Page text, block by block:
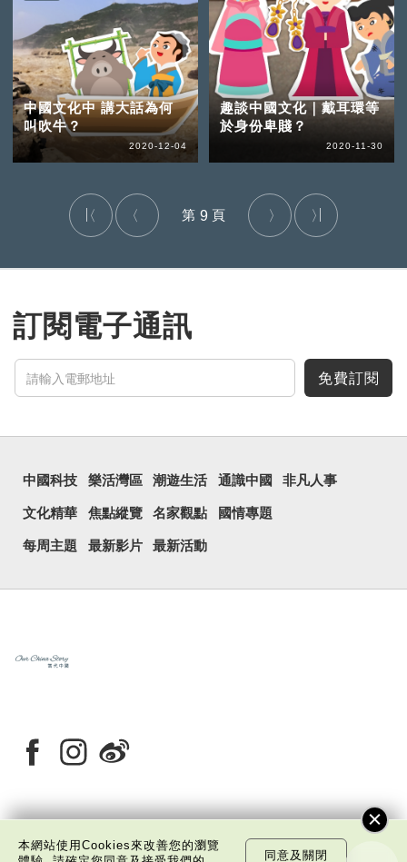
中國文化中 講大話為何
叫吹牛？
2020-12-04
趣談中國文化｜戴耳環等
於身份卑賤？
2020-11-30
9
訂閱電子通訊
免費訂閱
中國科技 樂活灣區 潮遊生活 通識中國 非凡人事
文化精華 焦點縱覽 名家觀點 國情專題
每周主題 最新影片 最新活動
私隱政策聲明 免責聲明
本網站使用Cookies來改善您的瀏覽
同意及關閉